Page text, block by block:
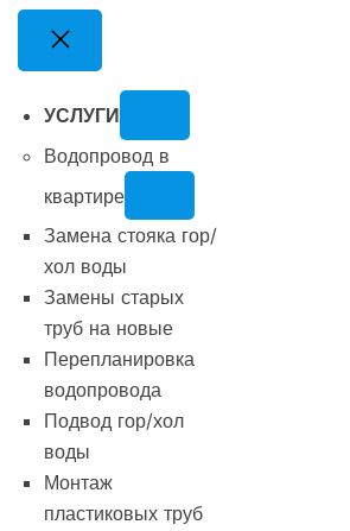
УСЛУГИ
Водопровод в
квартире
Замена стояка гор/
хол воды
Замены старых
труб на новые
Перепланировка
водопровода
Подвод гор/хол
воды
Монтаж
пластиковых труб